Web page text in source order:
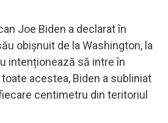
Joe Biden a declarat în
obișnuit de la Washington, la
intenționează să intre în
acestea, Biden a subliniat
centimetru din teritoriul